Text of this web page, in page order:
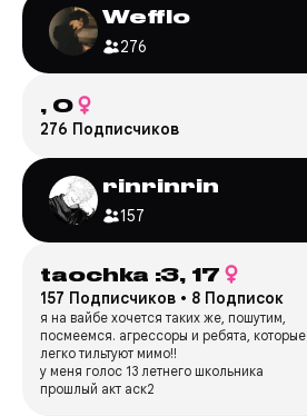
Wefflo
276
, 0
276 Подписчиков
rinrinrin
157
taochka :3, 17
157 Подписчиков • 8 Подписок
я на вайбе хочется таких же, пошутим,
посмеемся. агрессоры и ребята, которые
легко тильтуют мимо!!
у меня голос 13 летнего школьника
прошлый акт аск2